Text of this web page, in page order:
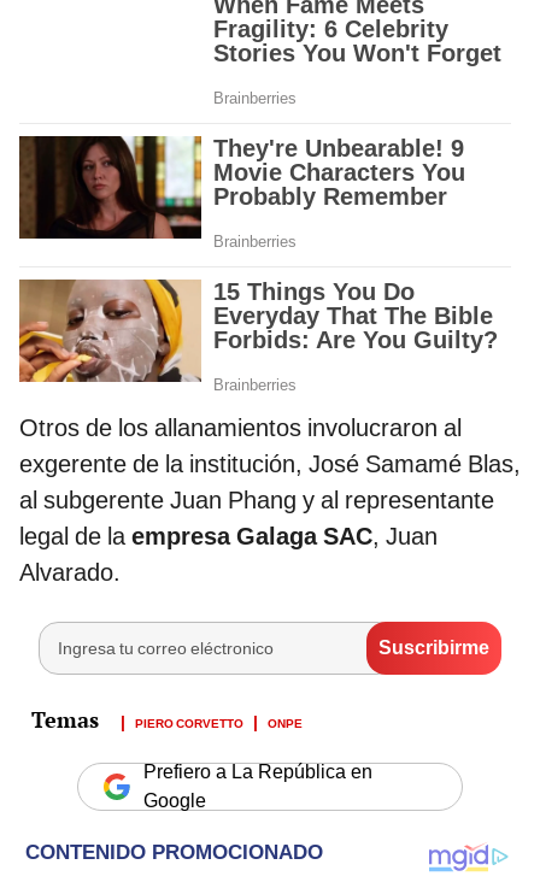
Otros de los allanamientos involucraron al
exgerente de la institución, José Samamé Blas,
al subgerente Juan Phang y al representante
legal de laempresa Galaga SAC, Juan
Alvarado.
PIERO CORVETTO ONPE
Prefiero a La República en
Google